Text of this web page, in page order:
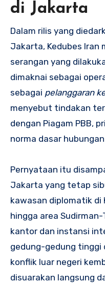
di Jakarta
Dalam rilis yang
Jakarta, Kedubes Iran
serangan yang
dimaknai sebagai
sebagai pelanggaran
menyebut tindakan
dengan Piagam PBB,
norma dasar
Pernyataan itu
Jakarta yang tetap
kawasan diplomatik di
hingga area
kantor dan instansi
gedung-gedung tinggi
konflik luar negeri
disuarakan langsung